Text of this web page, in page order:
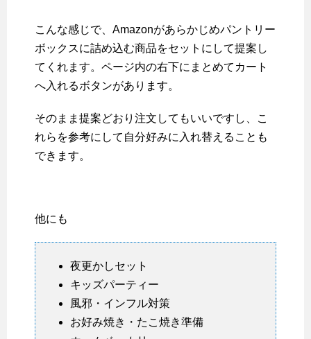
こんな感じで、Amazonがあらかじめパントリー
ボックスに詰め込む商品をセットにして提案し
てくれます。ページ内の右下にまとめてカート
へ入れるボタンがあります。
そのまま提案どおり注文してもいいですし、こ
れらを参考にして自分好みに入れ替えることも
できます。
他にも
夜更かしセット
キッズパーティー
風邪・インフル対策
お好み焼き・たこ焼き準備